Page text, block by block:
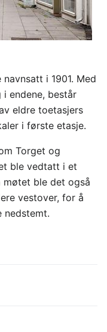
i 1901. Med
endene, består
eldre toetasjers
i første etasje.
Torget og
ble vedtatt i et
møtet ble det også
vestover, for å
nedstemt.